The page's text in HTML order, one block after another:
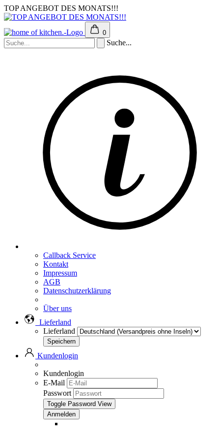
TOP ANGEBOT DES MONATS!!!
0
Suche...
Callback Service
Kontakt
Impressum
AGB
Datenschutzerklärung
Über uns
Lieferland
Lieferland
Kundenlogin
Kundenlogin
E-Mail
Passwort
Toggle Password View